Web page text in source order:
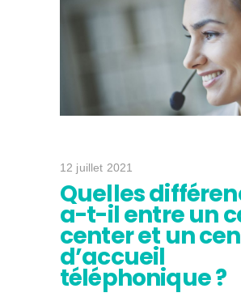
12 juillet 2021
Quelles
a-t-il entre un
center et un
d’accueil
téléphonique ?